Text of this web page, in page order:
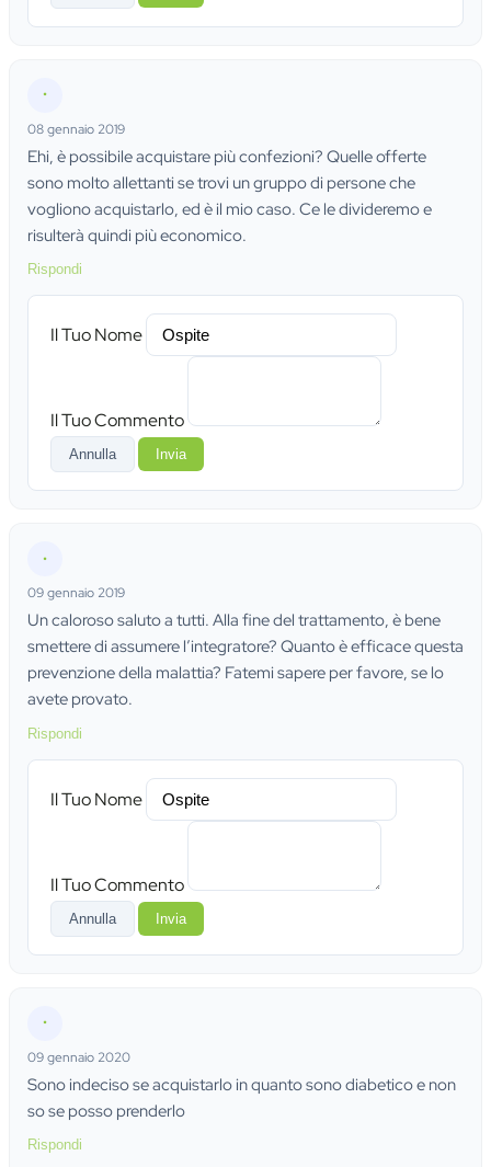
•
08 gennaio 2019
Ehi, è possibile acquistare più confezioni? Quelle offerte
sono molto allettanti se trovi un gruppo di persone che
vogliono acquistarlo, ed è il mio caso. Ce le divideremo e
risulterà quindi più economico.
Rispondi
Il Tuo Nome
Il Tuo Commento
Annulla Invia
•
09 gennaio 2019
Un caloroso saluto a tutti. Alla fine del trattamento, è bene
smettere di assumere l’integratore? Quanto è efficace questa
prevenzione della malattia? Fatemi sapere per favore, se lo
avete provato.
Rispondi
Il Tuo Nome
Il Tuo Commento
Annulla Invia
•
09 gennaio 2020
Sono indeciso se acquistarlo in quanto sono diabetico e non
so se posso prenderlo
Rispondi